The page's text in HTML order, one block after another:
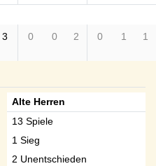
3 0 0 2 0 1 1
Alte Herren
13 Spiele
1 Sieg
2 Unentschieden